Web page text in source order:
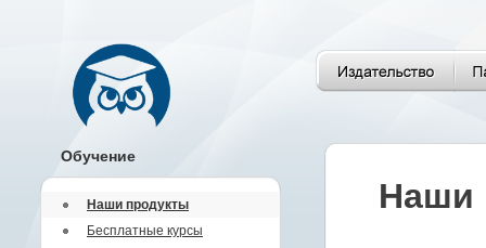
Обучение
Наши продукты
Бесплатные курсы
Наши